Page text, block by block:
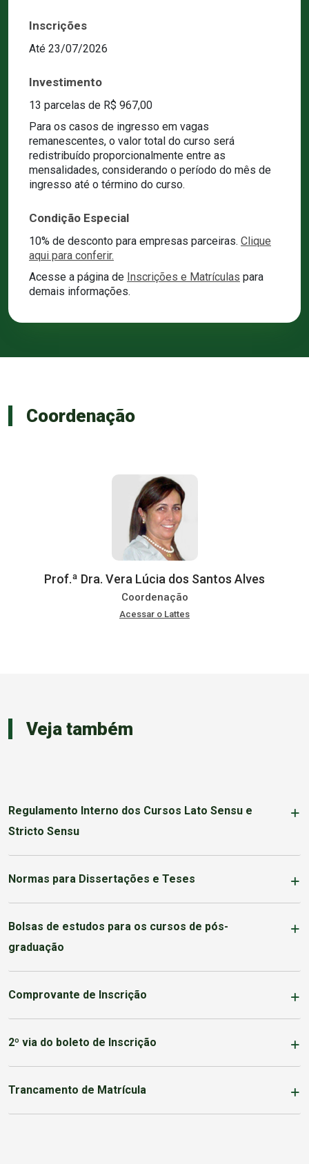
Inscrições
Até 23/07/2026
Investimento
13 parcelas de R$ 967,00
Para os casos de ingresso em vagas
remanescentes, o valor total do curso será
redistribuído proporcionalmente entre as
mensalidades, considerando o período do mês de
ingresso até o término do curso.
Condição Especial
10% de desconto para empresas parceiras. Clique
aqui para conferir.
Acesse a página de Inscrições e Matrículas para
demais informações.
Coordenação
Prof.ª Dra. Vera Lúcia dos Santos Alves
Coordenação
Acessar o Lattes
Veja também
Regulamento Interno dos Cursos Lato Sensu e
Stricto Sensu
Normas para Dissertações e Teses
Bolsas de estudos para os cursos de pós-
graduação
Comprovante de Inscrição
2º via do boleto de Inscrição
Trancamento de Matrícula